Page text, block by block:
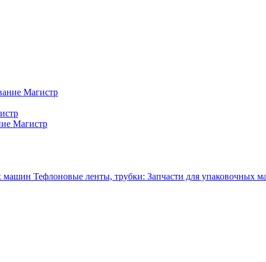
Магистр
Магистр
Тефлоновые ленты, трубки: Запчасти для упаковочных